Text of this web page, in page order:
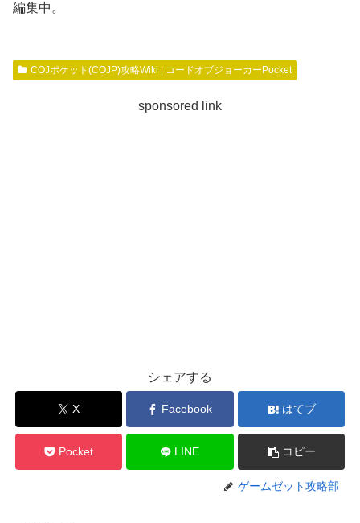
編集中。
COJポケット(COJP)攻略Wiki | コードオブジョーカーPocket
sponsored link
シェアする
X Facebook はてブ
Pocket LINE コピー
ゲームゼット攻略部